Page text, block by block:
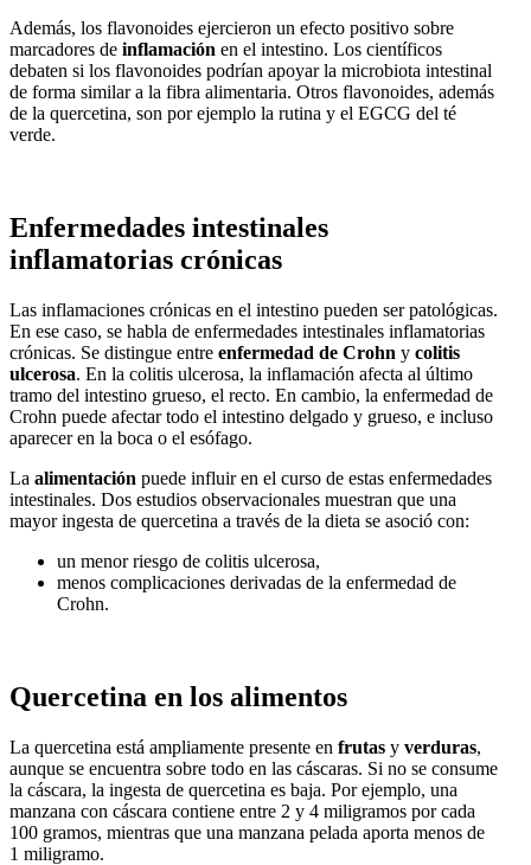
Además, los flavonoides ejercieron un efecto positivo sobre
marcadores de inflamación en el intestino. Los científicos
debaten si los flavonoides podrían apoyar la microbiota intestinal
de forma similar a la fibra alimentaria. Otros flavonoides, además
de la quercetina, son por ejemplo la rutina y el EGCG del té
verde.
Enfermedades intestinales
inflamatorias crónicas
Las inflamaciones crónicas en el intestino pueden ser patológicas.
En ese caso, se habla de enfermedades intestinales inflamatorias
crónicas. Se distingue entre enfermedad de Crohn y colitis
ulcerosa. En la colitis ulcerosa, la inflamación afecta al último
tramo del intestino grueso, el recto. En cambio, la enfermedad de
Crohn puede afectar todo el intestino delgado y grueso, e incluso
aparecer en la boca o el esófago.
La alimentación puede influir en el curso de estas enfermedades
intestinales. Dos estudios observacionales muestran que una
mayor ingesta de quercetina a través de la dieta se asoció con:
un menor riesgo de colitis ulcerosa,
menos complicaciones derivadas de la enfermedad de
Crohn.
Quercetina en los alimentos
La quercetina está ampliamente presente en frutas y verduras,
aunque se encuentra sobre todo en las cáscaras. Si no se consume
la cáscara, la ingesta de quercetina es baja. Por ejemplo, una
manzana con cáscara contiene entre 2 y 4 miligramos por cada
100 gramos, mientras que una manzana pelada aporta menos de
1 miligramo.